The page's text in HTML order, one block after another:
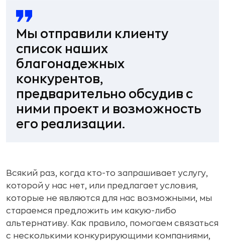
Мы отправили клиенту
список наших
благонадежных
конкурентов,
предварительно обсудив с
ними проект и возможность
его реализации.
Всякий раз, когда кто-то запрашивает услугу,
которой у нас нет, или предлагает условия,
которые не являются для нас возможными, мы
стараемся предложить им какую-либо
альтернативу. Как правило, помогаем связаться
с несколькими конкурирующими компаниями,